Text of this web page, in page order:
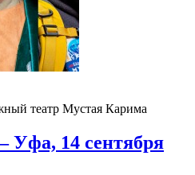
театр Мустая Карима
Уфа, 14 сентября